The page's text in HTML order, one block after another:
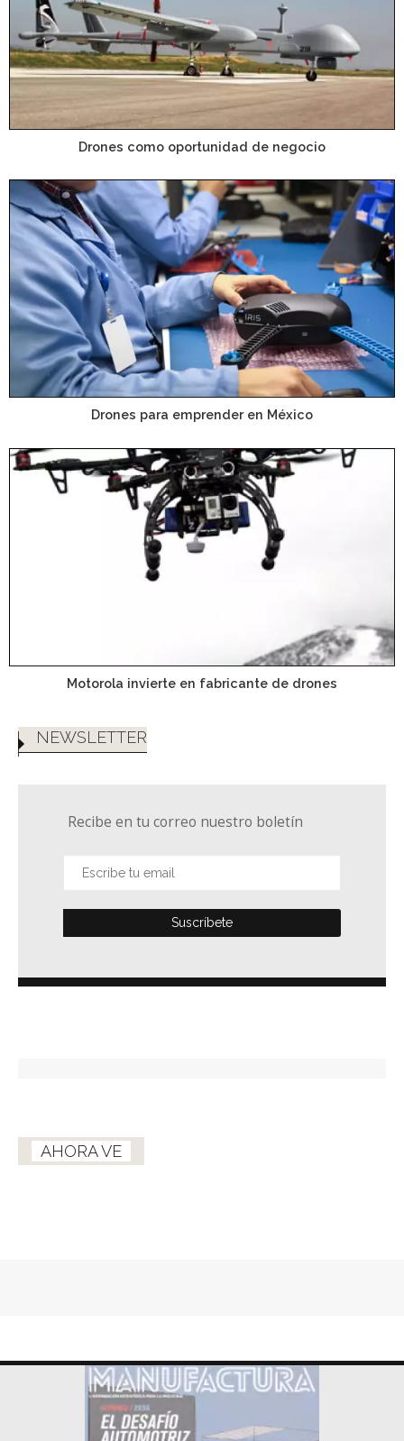
Drones como oportunidad de negocio
Drones para emprender en México
Motorola invierte en fabricante de drones
NEWSLETTER
Recibe en tu correo nuestro boletín
AHORA VE